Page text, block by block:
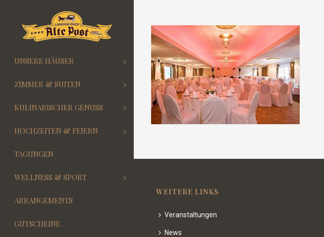
UNSERE HÄUSER
ZIMMER & SUITEN
KULINARISCHER GENUSS
HOCHZEITEN & FEIERN
TAGUNGEN
WELLNESS & SPORT
ARRANGEMENTS
GUTSCHEINE
WEITERE LINKS
Veranstaltungen
News